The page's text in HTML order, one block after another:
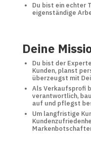
Du bist ein echter
eigenständige
Deine
Du bist der
Kunden, planst
überzeugst mit
Als Verkaufsprofi
verantwortlich,
auf und pflegst
Um langfristige